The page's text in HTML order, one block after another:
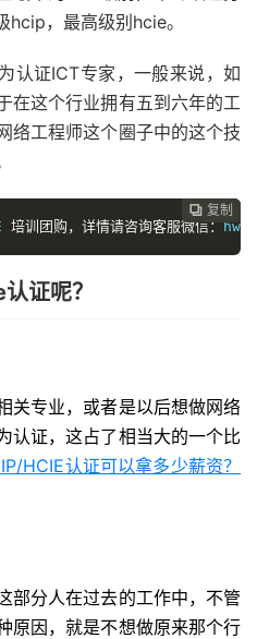
，最高级别hcie。
认证ICT专家，一般来说，如
在这个行业拥有五到六年的工
络工程师这个圈子中的这个技
 复制
 复制
 复制
培训团购，详情请咨询客服微信：
证呢？
关专业，或者是以后想做网络
认证，这占了相当大的一个比
HCIE认证可以拿多少薪资？
部分人在过去的工作中，不管
原因，就是不想做原来那个行